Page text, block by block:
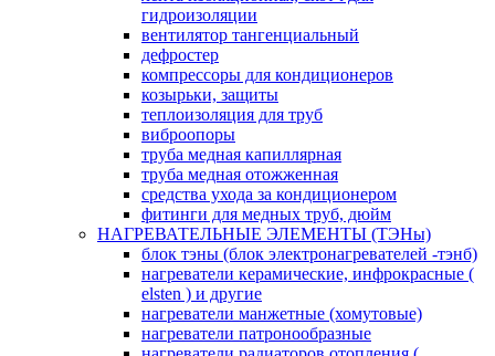
гидроизоляции
вентилятор тангенциальный
дефростер
компрессоры для кондиционеров
козырьки, защиты
теплоизоляция для труб
виброопоры
труба медная капиллярная
труба медная отожженная
средства ухода за кондиционером
фитинги для медных труб, дюйм
НАГРЕВАТЕЛЬНЫЕ ЭЛЕМЕНТЫ (ТЭНы)
блок тэны (блок электронагревателей -тэнб)
нагреватели керамические, инфрокрасные (
elsten ) и другие
нагреватели манжетные (хомутовые)
нагреватели патронообразные